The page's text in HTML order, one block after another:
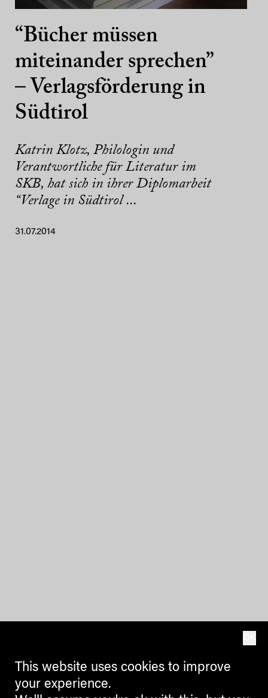
“Bücher müssen
miteinander sprechen”
– Verlagsförderung in
Südtirol
Katrin Klotz, Philologin und
Verantwortliche für Literatur im
SKB, hat sich in ihrer Diplomarbeit
“Verlage in Südtirol ...
31.07.2014
This website uses cookies to improve
your experience.